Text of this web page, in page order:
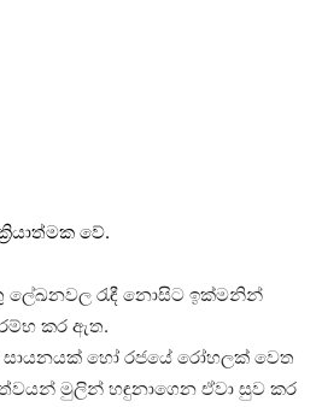
වේ.
ලේඛනවල රැඳී නොසිට ඉක්මනින්
කර ඇත.
සායනයක් හෝ රජයේ රෝහලක් වෙත
මුලින් හඳුනාගෙන ඒවා සුව කර